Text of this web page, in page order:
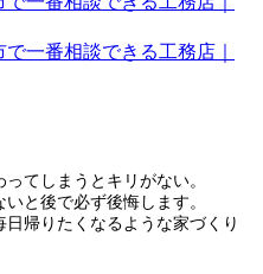
てしまうとキリがない。
と後で必ず後悔します。
帰りたくなるような家づくり